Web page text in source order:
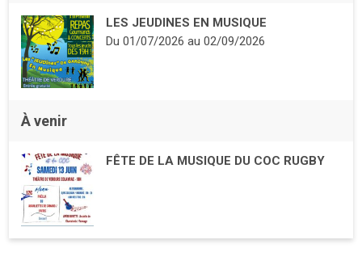
LES JEUDINES EN MUSIQUE
Du 01/07/2026au 02/09/2026
À venir
FÊTE DE LA MUSIQUE DU COC RUGBY